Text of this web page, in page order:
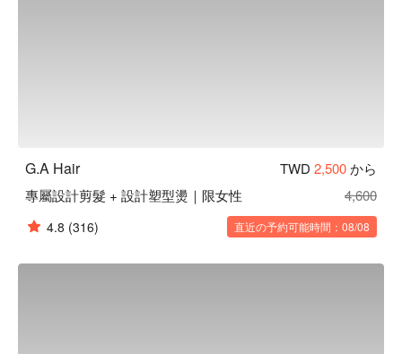
G.A Hair TWD 2,500から
專屬設計剪髮 + 設計塑型燙｜限女性
4,600
4.8 (316) 直近の予約可能時間：08/08